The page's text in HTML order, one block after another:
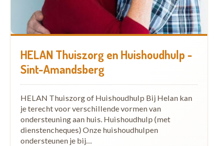
HELAN Thuiszorg en Huishoudhulp -
Sint-Amandsberg
HELAN Thuiszorg of Huishoudhulp Bij Helan kan
je terecht voor verschillende vormen van
ondersteuning aan huis. Huishoudhulp (met
dienstencheques) Onze huishoudhulpen
ondersteunen je bij…